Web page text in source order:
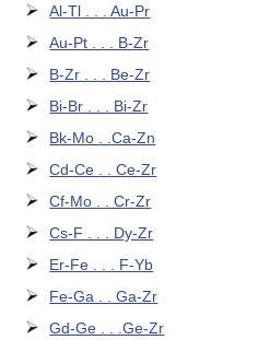
Al-Tl . . . Au-Pr
Au-Pt . . . B-Zr
B-Zr . . . Be-Zr
Bi-Br . . . Bi-Zr
Bk-Mo . .Ca-Zn
Cd-Ce . . Ce-Zr
Cf-Mo . . Cr-Zr
Cs-F . . . Dy-Zr
Er-Fe . . . F-Yb
Fe-Ga . . Ga-Zr
Gd-Ge . . .Ge-Zr